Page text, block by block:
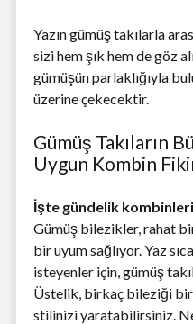
Yazın gümüş takılarla
sizi hem şık hem de göz
gümüşün parlaklığıyla
üzerine çekecektir.
Gümüş Takıların
Uygun Kombin
İşte gündelik
Gümüş bilezikler, rahat
bir uyum sağlıyor. Yaz
isteyenler için, gümüş
Üstelik, birkaç bileziği
stilinizi yaratabilirsiniz.